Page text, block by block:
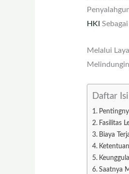
HKI
Melalui
Daftar Isi
Fasilitas
Biaya
Saatnya